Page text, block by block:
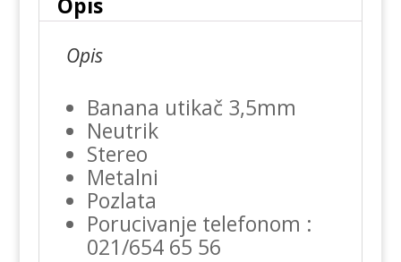
Opis
Banana utikač 3,5mm
Neutrik
Stereo
Metalni
Pozlata
Porucivanje telefonom :
021/654 65 56